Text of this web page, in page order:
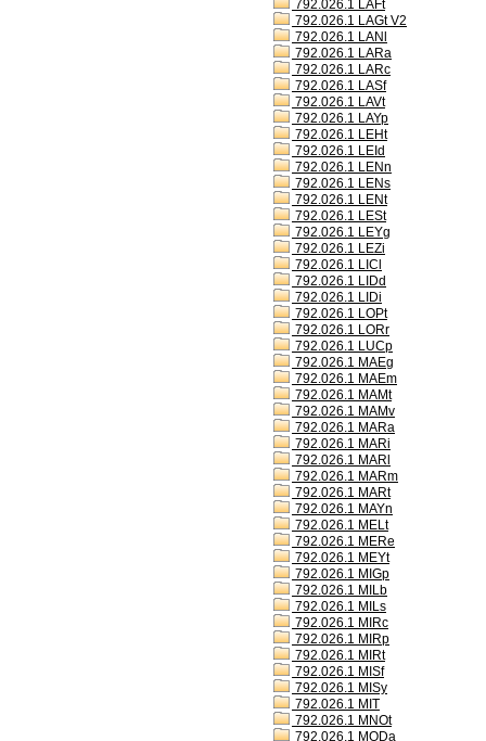
792.026.1 LAFt
792.026.1 LAGt V2
792.026.1 LANl
792.026.1 LARa
792.026.1 LARc
792.026.1 LASf
792.026.1 LAVt
792.026.1 LAYp
792.026.1 LEHt
792.026.1 LEId
792.026.1 LENn
792.026.1 LENs
792.026.1 LENt
792.026.1 LESt
792.026.1 LEYg
792.026.1 LEZi
792.026.1 LICl
792.026.1 LIDd
792.026.1 LIDi
792.026.1 LOPt
792.026.1 LORr
792.026.1 LUCp
792.026.1 MAEg
792.026.1 MAEm
792.026.1 MAMt
792.026.1 MAMv
792.026.1 MARa
792.026.1 MARi
792.026.1 MARl
792.026.1 MARm
792.026.1 MARt
792.026.1 MAYn
792.026.1 MELt
792.026.1 MERe
792.026.1 MEYt
792.026.1 MIGp
792.026.1 MILb
792.026.1 MILs
792.026.1 MIRc
792.026.1 MIRp
792.026.1 MIRt
792.026.1 MISf
792.026.1 MISy
792.026.1 MIT
792.026.1 MNOt
792.026.1 MODa